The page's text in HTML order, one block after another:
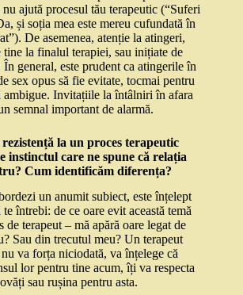
ajută procesul tău terapeutic (“Suferi
și soția mea este mereu cufundată în
De asemenea, atenție la atingeri,
tine la finalul terapiei, sau inițiate de
general, este prudent ca atingerile în
sex opus să fie evitate, tocmai pentru
ambigue. Invitațiile la întâlniri în afara
semnal important de alarmă.
la un proces terapeutic
instinctul care ne spune că relația
Cum identificăm diferența?
un anumit subiect, este înțelept
întrebi: de ce oare evit această temă
de terapeut – mă apără oare legat de
Sau din trecutul meu? Un terapeut
va forța niciodată, va înțelege că
lor pentru tine acum, îți va respecta
sau rușina pentru asta.